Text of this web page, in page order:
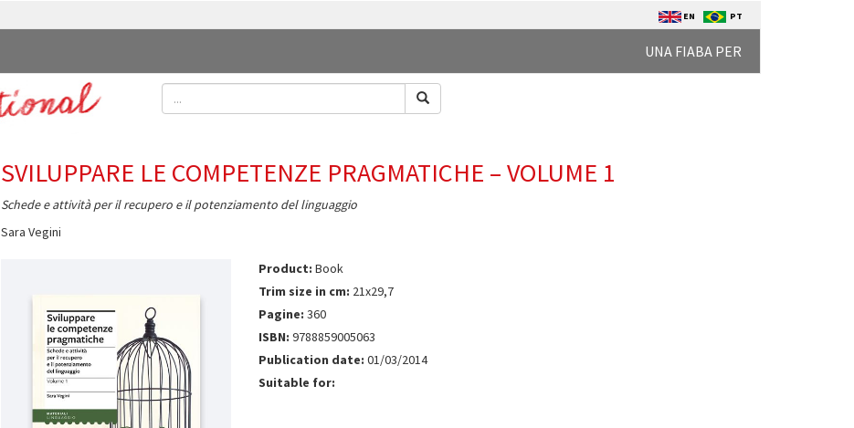
EN PT
UNA FIABA PER
SVILUPPARE LE COMPETENZE PRAGMATICHE – VOLUME 1
Schede e attività per il recupero e il potenziamento del linguaggio
Sara Vegini
Product: Book
Trim size in cm: 21x29,7
Pagine: 360
ISBN: 9788859005063
Publication date: 01/03/2014
Suitable for: